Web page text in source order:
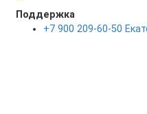
Поддержка
+7 900 209-60-50